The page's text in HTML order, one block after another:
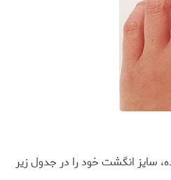
سایز انگشت خود را در جدول زیر